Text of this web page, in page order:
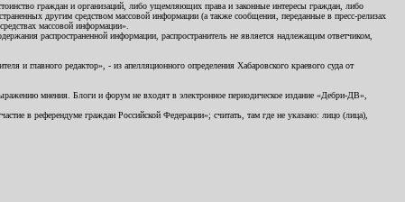
граждан и организаций, либо ущемляющих права и законные интересы граждан, либо
другим средством массовой информации (а также сообщения, переданные в пресс-релизах
массовой информации».
распространенной информации, распространитель не является надлежащим ответчиком,
главного редактор», - из апелляционного определения Хабаровского краевого суда от
мнения. Блоги и форум не входят в электронное периодическое издание «Дебри-ДВ»,
в референдуме граждан Российской Федерации»; считать, там где не указано: лицо (лица),